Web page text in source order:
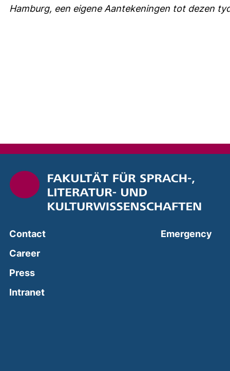
Hamburg, een eigene Aantekeningen tot dezen
Contact
Career
Press
Intranet(external link, opens in a new window)
Emergency